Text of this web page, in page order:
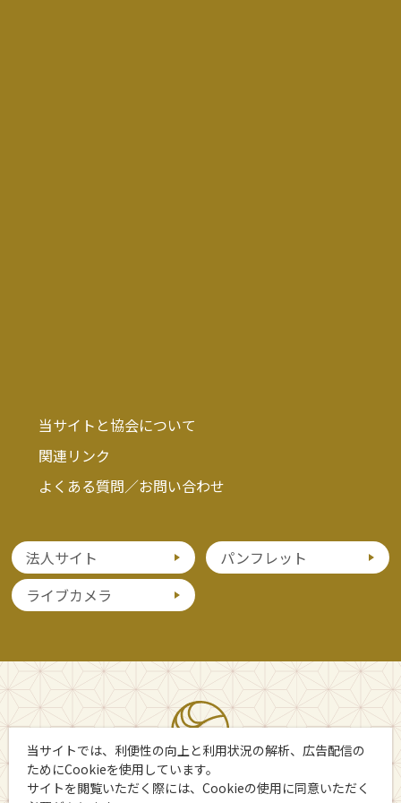
当サイトと協会について
関連リンク
よくある質問／お問い合わせ
法人サイト
パンフレット
ライブカメラ
当サイトでは、利便性の向上と利用状況の解析、広告配信の
ためにCookieを使用しています。
サイトを閲覧いただく際には、Cookieの使用に同意いただく